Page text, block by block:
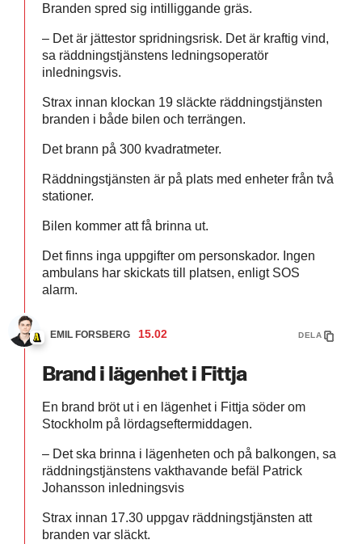
Branden spred sig intilliggande gräs.
– Det är jättestor spridningsrisk. Det är kraftig vind,
sa räddningstjänstens ledningsoperatör
inledningsvis.
Strax innan klockan 19 släckte räddningstjänsten
branden i både bilen och terrängen.
Det brann på 300 kvadratmeter.
Räddningstjänsten är på plats med enheter från två
stationer.
Bilen kommer att få brinna ut.
Det finns inga uppgifter om personskador. Ingen
ambulans har skickats till platsen, enligt SOS
alarm.
EMIL FORSBERG 15.02 DELA
Brand i lägenhet i Fittja
En brand bröt ut i en lägenhet i Fittja söder om
Stockholm på lördagseftermiddagen.
– Det ska brinna i lägenheten och på balkongen, sa
räddningstjänstens vakthavande befäl Patrick
Johansson inledningsvis
Strax innan 17.30 uppgav räddningstjänsten att
branden var släckt.